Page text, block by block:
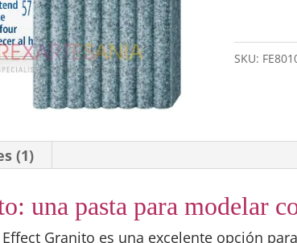
SKU:
(1)
una pasta para modelar
Granito es una excelente opción